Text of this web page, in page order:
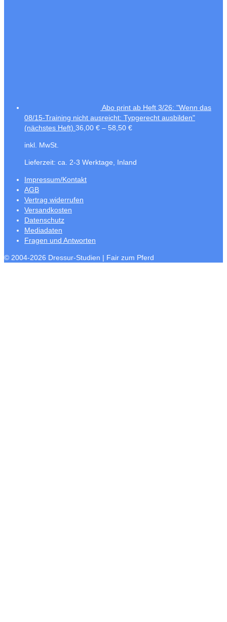
Abo print ab Heft 3/26: "Wenn das
08/15-Training nicht ausreicht: Typgerecht ausbilden"
(nächstes Heft) 36,00 € – 58,50 €
inkl. MwSt.
Lieferzeit: ca. 2-3 Werktage, Inland
Impressum/Kontakt
AGB
Vertrag widerrufen
Versandkosten
Datenschutz
Mediadaten
Fragen und Antworten
© 2004-2026 Dressur-Studien | Fair zum Pferd